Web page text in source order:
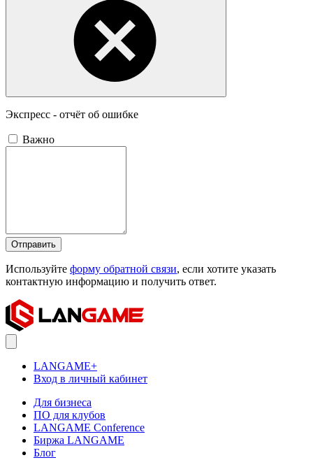
Экспресс - отчёт об ошибке
Важно
Отправить
Используйте форму обратной связи, если хотите указать
контактную информацию и получить ответ.
LANGAME+
Вход в личный кабинет
Для бизнеса
ПО для клубов
LANGAME Conference
Биржа LANGAME
Блог